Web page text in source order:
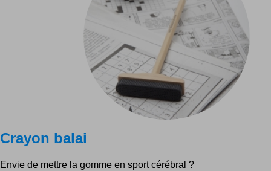
Crayon balai
Envie de mettre la gomme en sport cérébral ?